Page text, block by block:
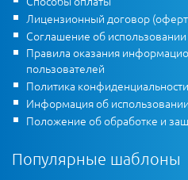
Лицензионный договор
Соглашение об использовании
Правила оказания
пользователей
Политика конфиденциальности
Информация об
Положение об обработке и
Популярные шаблоны